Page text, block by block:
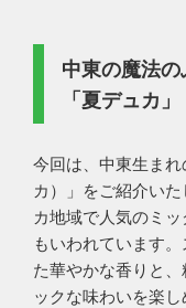
中東の魔法
「夏デュカ」
今回は、中東生ま
カ）」をご紹介い
カ地域で人気のミ
もいわれています
た華やかな香りと
ックな味わいを楽